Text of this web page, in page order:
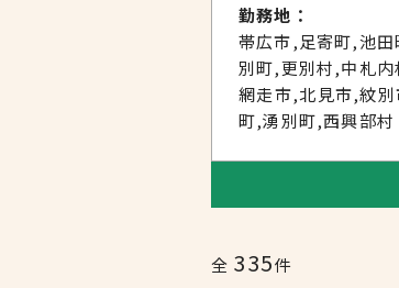
北海道へのU・Iターン向け
キャリアマップ
転職の体験談
求人履歴はありませ
札幌市
道央エリア
道東エリア
勤務地：
帯広市,足寄町,池
別町,更別村,中札
網走市,北見市,紋
町,湧別町,西興部村
全 335件